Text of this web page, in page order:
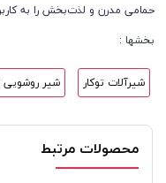
حمامی مدرن و لذت‌بخش را به
بخشها :
شیرآلات توکار شیر روشویی
محصولات مرتبط